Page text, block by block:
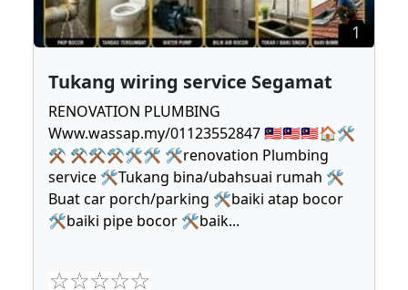
1
Tukang wiring service Segamat
RENOVATION PLUMBING
Www.wassap.my/01123552847 🇲🇾🇲🇾🇲🇾🏠🛠
⚒ ⚒⚒⚒🛠🛠 🛠renovation Plumbing
service 🛠Tukang bina/ubahsuai rumah 🛠
Buat car porch/parking 🛠baiki atap bocor
🛠baiki pipe bocor 🛠baik...